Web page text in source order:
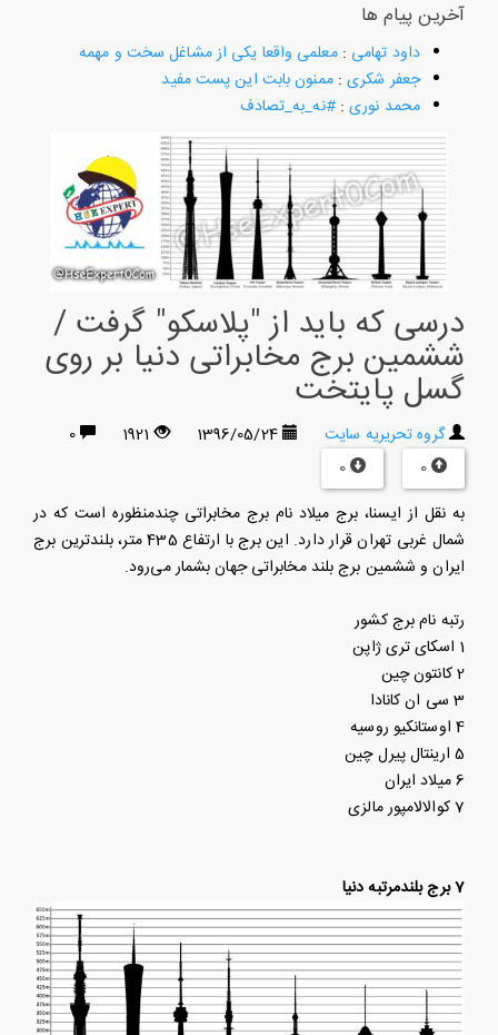
آخرین پیام ها
داود تهامی:معلمی واقعا یکی از مشاغل سخت و مهمه
جعفر شکری:ممنون بابت این پست مفید
محمد نوری:#نه_به_تصادف
درسی که باید از "پلاسکو" گرفت /
ششمین برج مخابراتی دنیا بر روی
گسل پایتخت
گروه تحریریه سایت 1396/05/24
1921
0
0
0
به نقل از ایسنا، برج میلاد نام برج مخابراتی چندمنظوره است که در
شمال غربی تهران قرار دارد. این برج با ارتفاع 435 متر، بلندترین برج
ایران و ششمین برج بلند مخابراتی جهان بشمار می‌رود.
رتبهنام برجکشور
اسکای تریژاپن
کانتونچین
سی ان کانادا
اوستانکیوروسیه
ارینتال پیرلچین
میلادایران
کوالالامپورمالزی